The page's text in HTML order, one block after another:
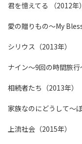
君を憶えてる （2012年）
愛の贈りもの～My
シリウス（2013年）
ナイン～9回の時間旅行
相続者たち（2013年）
家族なのにどうして～
上流社会（2015年）